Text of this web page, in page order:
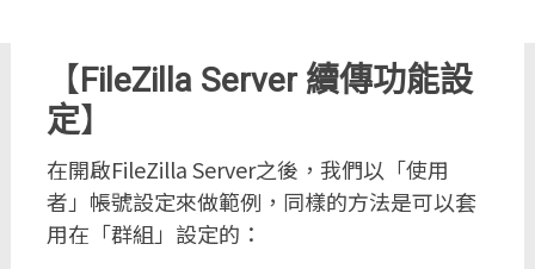
【FileZilla Server 續傳功能設
定】
在開啟FileZilla Server之後，我們以「使用
者」帳號設定來做範例，同樣的方法是可以套
用在「群組」設定的：